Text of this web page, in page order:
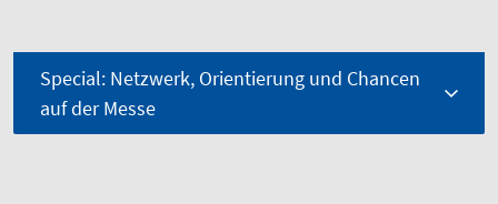
Special: Netzwerk, Orientierung und Chancen
auf der Messe